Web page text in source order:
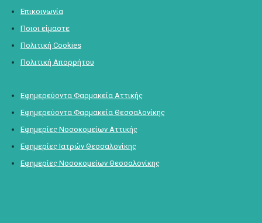
Επικοινωνία
Ποιοι είμαστε
Πολιτική Cookies
Πολιτική Απορρήτου
Εφημερεύοντα Φαρμακεία Αττικής
Εφημερεύοντα Φαρμακεία Θεσσαλονίκης
Εφημερίες Νοσοκομείων Αττικής
Εφημερίες Ιατρών Θεσσαλονίκης
Εφημερίες Νοσοκομείων Θεσσαλονίκης